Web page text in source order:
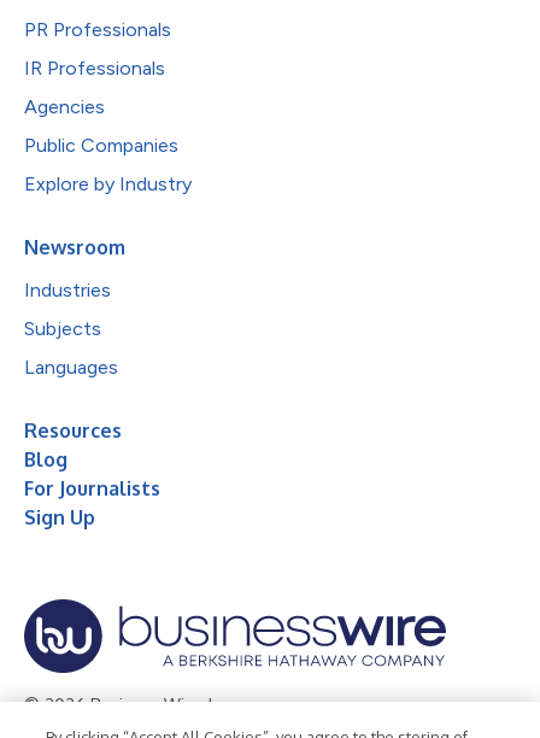
PR Professionals
IR Professionals
Agencies
Public Companies
Explore by Industry
Newsroom
Industries
Subjects
Languages
Resources
Blog
For Journalists
Sign Up
© 2026 Business Wire, Inc.